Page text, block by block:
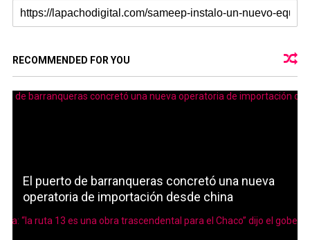
RECOMMENDED FOR YOU
El puerto de barranqueras concretó una nueva
operatoria de importación desde china